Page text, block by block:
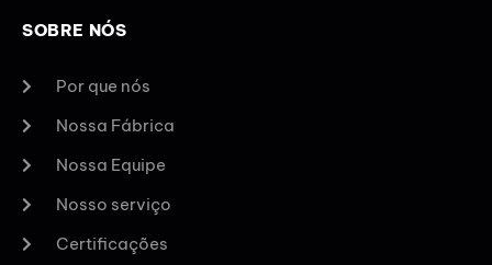
SOBRE NÓS
Por que nós
Nossa Fábrica
Nossa Equipe
Nosso serviço
Certificações